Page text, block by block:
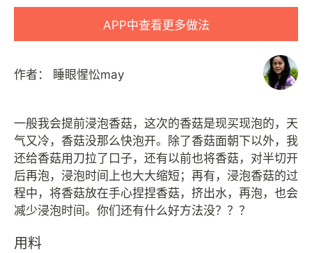
APP中查看更多做法
作者： 睡眼惺忪may
一般我会提前浸泡香菇，这次的香菇是现买现泡的，天
气又冷，香菇没那么快泡开。除了香菇面朝下以外，我
还给香菇用刀拉了口子，还有以前也将香菇，对半切开
后再泡，浸泡时间上也大大缩短；再有，浸泡香菇的过
程中，将香菇放在手心捏捏香菇，挤出水，再泡，也会
用料